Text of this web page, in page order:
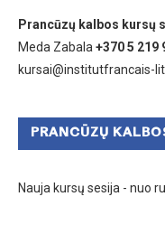
Prancūzų kalbos kursų
Meda Zabala+370 5 219
kursai@institutfrancais-
PRANCŪZŲ
Nauja kursų sesija - nuo